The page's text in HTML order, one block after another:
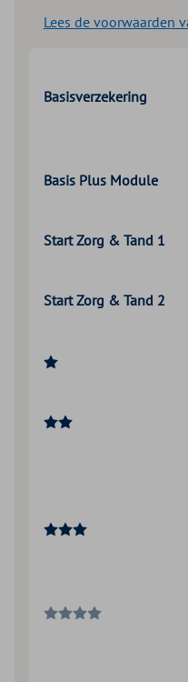
Lees de voorwaarden
Basisverzekering
Basis Plus Module
Start Zorg & Tand 1
Start Zorg & Tand 2